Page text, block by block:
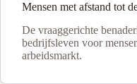
Mensen met afstand tot
De vraaggerichte
bedrijfsleven voor
arbeidsmarkt.